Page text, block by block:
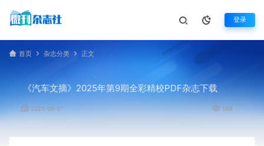
登录
首页 杂志分类 正文
《汽车文摘》2025年第9期全彩精校PDF杂志下载
2025-09-17 568